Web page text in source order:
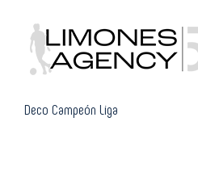
content
Deco Campeón Liga